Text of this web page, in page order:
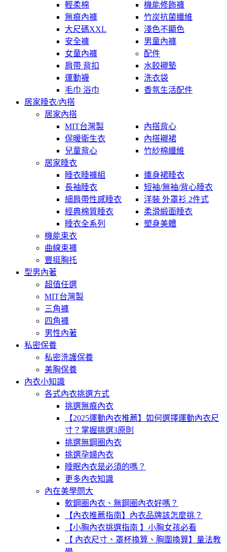
輕柔棉
機能修飾褲
無痕內褲
竹炭抗菌纖維
大尺碼XXL
淺色不顯色
安全褲
男童內褲
女童內褲
配件
肩帶 背扣
水餃襯墊
運動襪
洗衣袋
毛巾 浴巾
香氛生活配件
居家睡衣/內搭
居家內搭
MIT台灣製
內搭背心
保暖衛生衣
內搭襯裙
兒童背心
竹紗棉纖維
居家睡衣
睡衣睡褲組
連身裙睡衣
長袖睡衣
短袖/無袖/背心睡衣
細肩帶性感睡衣
洋裝 外罩衫 2件式
經典棉質睡衣
柔滑緞面睡衣
睡衣全系列
塑身美體
機能束衣
曲線束褲
豐挺胸托
型男內著
超值任選
MIT台灣製
三角褲
四角褲
男性內著
私密保養
私密洗護保養
美胸保養
內衣小知識
各式內衣挑選方式
挑選無痕內衣
【2025運動內衣推薦】如何選擇運動內衣尺
寸？掌握挑選3原則
挑選無鋼圈內衣
挑選孕婦內衣
睡眠內衣是必須的嗎？
更多內衣知識
內在美學問大
軟鋼圈內衣、無鋼圈內衣好嗎？
【內衣推薦指南】內衣品牌該怎麼挑？
【小胸內衣挑選指南 】小胸女孩必看
【 內衣尺寸、罩杯換算、胸圍換算】量法教